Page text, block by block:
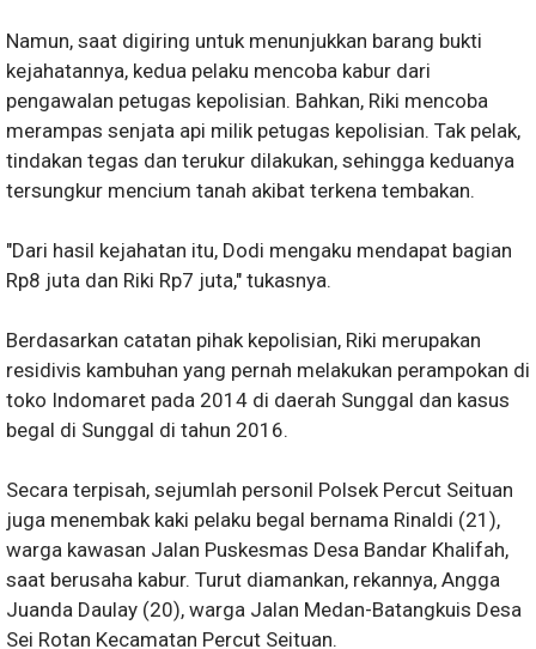
Namun, saat digiring untuk menunjukkan barang bukti
kejahatannya, kedua pelaku mencoba kabur dari
pengawalan petugas kepolisian. Bahkan, Riki mencoba
merampas senjata api milik petugas kepolisian. Tak pelak,
tindakan tegas dan terukur dilakukan, sehingga keduanya
tersungkur mencium tanah akibat terkena tembakan.
"Dari hasil kejahatan itu, Dodi mengaku mendapat bagian
Rp8 juta dan Riki Rp7 juta," tukasnya.
Berdasarkan catatan pihak kepolisian, Riki merupakan
residivis kambuhan yang pernah melakukan perampokan di
toko Indomaret pada 2014 di daerah Sunggal dan kasus
begal di Sunggal di tahun 2016.
Secara terpisah, sejumlah personil Polsek Percut Seituan
juga menembak kaki pelaku begal bernama Rinaldi (21),
warga kawasan Jalan Puskesmas Desa Bandar Khalifah,
saat berusaha kabur. Turut diamankan, rekannya, Angga
Juanda Daulay (20), warga Jalan Medan-Batangkuis Desa
Sei Rotan Kecamatan Percut Seituan.